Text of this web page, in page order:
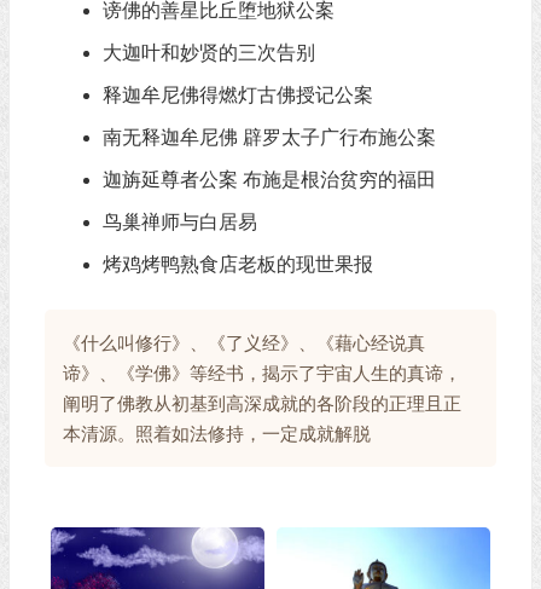
谤佛的善星比丘堕地狱公案
大迦叶和妙贤的三次告别
释迦牟尼佛得燃灯古佛授记公案
南无释迦牟尼佛 辟罗太子广行布施公案
迦旃延尊者公案 布施是根治贫穷的福田
鸟巢禅师与白居易
烤鸡烤鸭熟食店老板的现世果报
《什么叫修行》、《了义经》、《藉心经说真
谛》、《学佛》等经书，揭示了宇宙人生的真谛，
阐明了佛教从初基到高深成就的各阶段的正理且正
本清源。照着如法修持，一定成就解脱